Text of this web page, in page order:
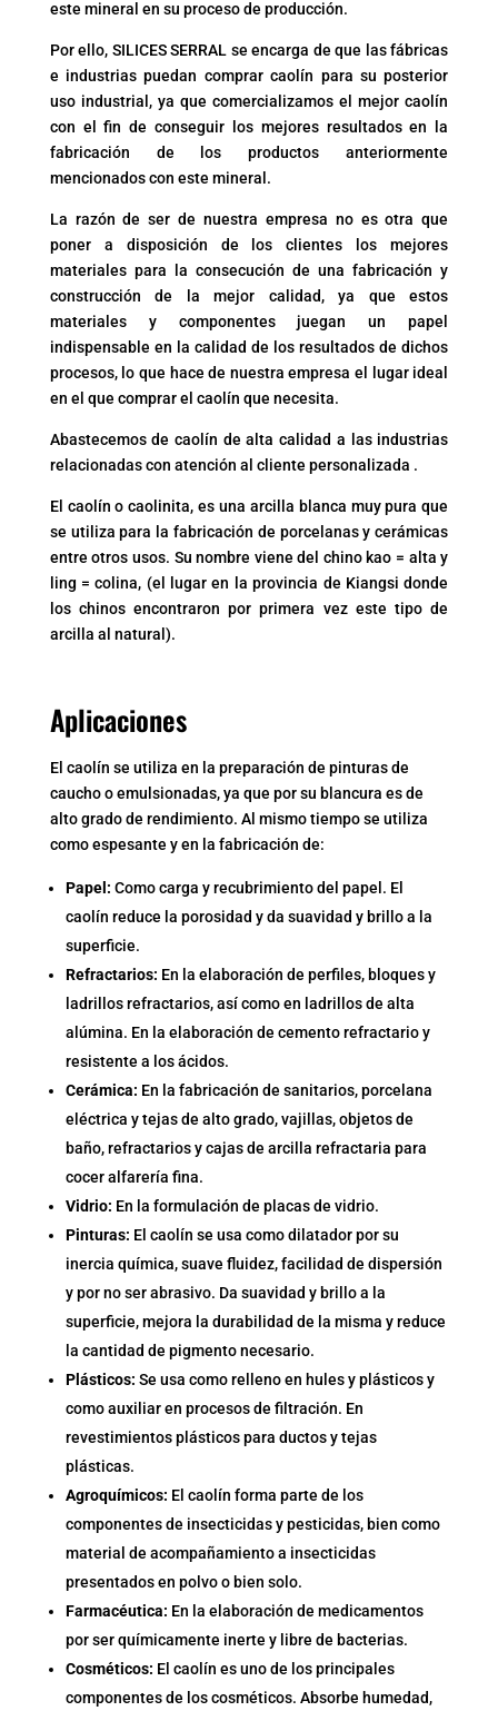
este mineral en su proceso de producción.
Por ello, SILICES SERRAL se encarga de que las fábricas
e industrias puedan comprar caolín para su posterior
uso industrial, ya que comercializamos el mejor caolín
con el fin de conseguir los mejores resultados en la
fabricación de los productos anteriormente
mencionados con este mineral.
La razón de ser de nuestra empresa no es otra que
poner a disposición de los clientes los mejores
materiales para la consecución de una fabricación y
construcción de la mejor calidad, ya que estos
materiales y componentes juegan un papel
indispensable en la calidad de los resultados de dichos
procesos, lo que hace de nuestra empresa el lugar ideal
en el que comprar el caolín que necesita.
Abastecemos de caolín de alta calidad a las industrias
relacionadas con atención al cliente personalizada .
El caolín o caolinita, es una arcilla blanca muy pura que
se utiliza para la fabricación de porcelanas y cerámicas
entre otros usos. Su nombre viene del chino kao = alta y
ling = colina, (el lugar en la provincia de Kiangsi donde
los chinos encontraron por primera vez este tipo de
arcilla al natural).
Aplicaciones
El caolín se utiliza en la preparación de pinturas de
caucho o emulsionadas, ya que por su blancura es de
alto grado de rendimiento. Al mismo tiempo se utiliza
como espesante y en la fabricación de:
Papel: Como carga y recubrimiento del papel. El
caolín reduce la porosidad y da suavidad y brillo a la
superficie.
Refractarios: En la elaboración de perfiles, bloques y
ladrillos refractarios, así como en ladrillos de alta
alúmina. En la elaboración de cemento refractario y
resistente a los ácidos.
Cerámica: En la fabricación de sanitarios, porcelana
eléctrica y tejas de alto grado, vajillas, objetos de
baño, refractarios y cajas de arcilla refractaria para
cocer alfarería fina.
Vidrio: En la formulación de placas de vidrio.
Pinturas: El caolín se usa como dilatador por su
inercia química, suave fluidez, facilidad de dispersión
y por no ser abrasivo. Da suavidad y brillo a la
superficie, mejora la durabilidad de la misma y reduce
la cantidad de pigmento necesario.
Plásticos: Se usa como relleno en hules y plásticos y
como auxiliar en procesos de filtración. En
revestimientos plásticos para ductos y tejas
plásticas.
Agroquímicos: El caolín forma parte de los
componentes de insecticidas y pesticidas, bien como
material de acompañamiento a insecticidas
presentados en polvo o bien solo.
Farmacéutica: En la elaboración de medicamentos
por ser químicamente inerte y libre de bacterias.
Cosméticos: El caolín es uno de los principales
componentes de los cosméticos. Absorbe humedad,